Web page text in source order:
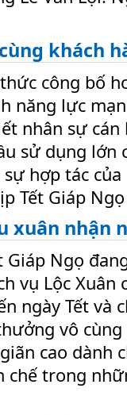
khách
công bố
năng lực
nhân sự
sử dụng lớn
hợp tác
Tết Giáp
xuân nhận
Ngọ
vụ Lộc Xuân
ngày Tết và
vô
cao dành
chế trong